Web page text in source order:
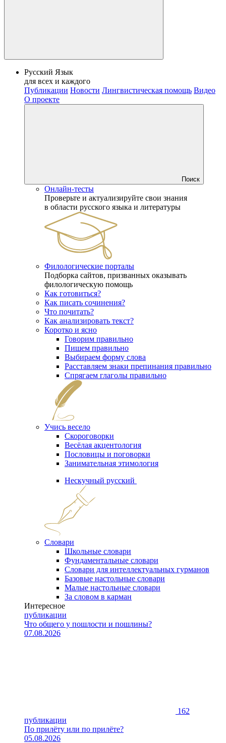
Русский Язык
для всех и каждого
Публикации Новости Лингвистическая помощь Видео
О проекте
Поиск
Онлайн-тесты
Проверьте и актуализируйте свои знания
в области русского языка и литературы
Филологические порталы
Подборка сайтов, призванных оказывать
филологическую помощь
Как готовиться?
Как писать сочинения?
Что почитать?
Как анализировать текст?
Коротко и ясно
Говорим правильно
Пишем правильно
Выбираем форму слова
Расставляем знаки препинания правильно
Спрягаем глаголы правильно
Учись весело
Скороговорки
Весёлая акцентология
Пословицы и поговорки
Занимательная этимология
Нескучный русский
Словари
Школьные словари
Фундаментальные словари
Словари для интеллектуальных гурманов
Базовые настольные словари
Малые настольные словари
За словом в карман
Интересное
публикации
Что общего у пошлости и пошлины?
07.08.2026
162
публикации
По прилёту или по прилёте?
05.08.2026